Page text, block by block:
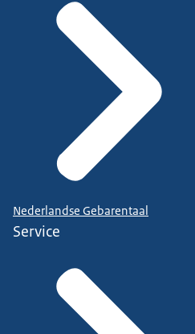
Nederlandse Gebarentaal
Service